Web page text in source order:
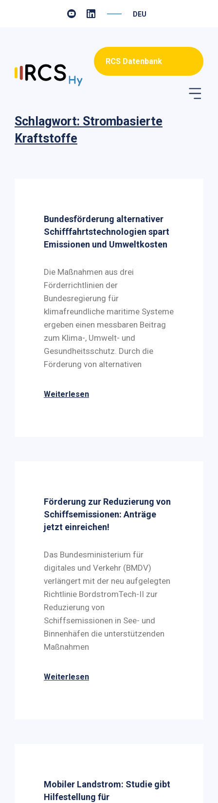
DEUTSCH
RCS Datenbank
Schlagwort: Strombasierte
Kraftstoffe
Bundesförderung alternativer
Schifffahrtstechnologien spart
Emissionen und Umweltkosten
Die Maßnahmen aus drei
Förderrichtlinien der
Bundesregierung für
klimafreundliche maritime Systeme
ergeben einen messbaren Beitrag
zum Klima-, Umwelt- und
Gesundheitsschutz. Durch die
Förderung von alternativen
Weiterlesen
Förderung zur Reduzierung von
Schiffsemissionen: Anträge
jetzt einreichen!
Das Bundesministerium für
digitales und Verkehr (BMDV)
verlängert mit der neu aufgelegten
Richtlinie BordstromTech-II zur
Reduzierung von
Schiffsemissionen in See- und
Binnenhäfen die unterstützenden
Maßnahmen
Weiterlesen
Mobiler Landstrom: Studie gibt
Hilfestellung für